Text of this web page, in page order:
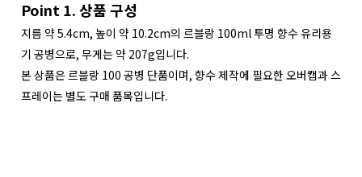
Point 1. 상품 구성
지름 약 5.4cm, 높이 약 10.2cm의 르블랑 100ml 투명 향수 유리용
기 공병으로, 무게는 약 207g입니다.
본 상품은 르블랑 100 공병 단품이며, 향수 제작에 필요한 오버캡과 스
프레이는 별도 구매 품목입니다.